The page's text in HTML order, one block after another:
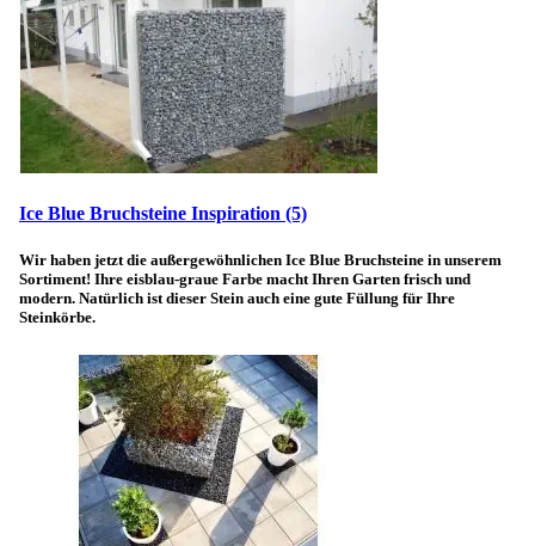
Ice Blue Bruchsteine Inspiration (5)
Wir haben jetzt die außergewöhnlichen Ice Blue Bruchsteine in unserem
Sortiment! Ihre eisblau-graue Farbe macht Ihren Garten frisch und
modern. Natürlich ist dieser Stein auch eine gute Füllung für Ihre
Steinkörbe.